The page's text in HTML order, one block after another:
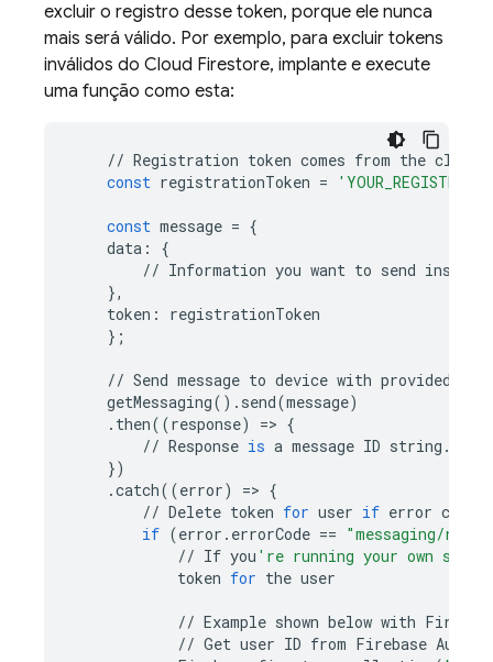
excluir o registro desse token, porque ele nunca
mais será válido. Por exemplo, para excluir tokens
inválidos do Cloud Firestore, implante e execute
uma função como esta:
// Registration token comes from the client
const registrationToken =
const message = {
data :
{
// Information you want to send inside
},
token :
registrationToken
};
// Send message to device with provided
getMessaging() . send(message)
. then((response) => {
// Response is a message ID string .
})
.catch((error) => {
// Delete token for user if error code
if (error . errorCode == "messaging/
// If you 're running your own
token for the user
// Example shown below with
// Get user ID from Firebase Auth